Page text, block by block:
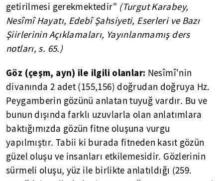
getirilmesi gerekmektedir" (Turgut Karabey,
Nesîmî Hayatı, Edebî Şahsiyeti, Eserleri ve Bazı
Şiirlerinin Açıklamaları, Yayınlanmamış ders
notları, s. 65.)
Göz (çeşm, ayn) ile ilgili olanlar: Nesîmî'nin
divanında 2 adet (155,156) doğrudan doğruya Hz.
Peygamberin gözünü anlatan tuyuğ vardır. Bu ve
bunun dışında farklı uzuvlarla olan anlatımlara
baktığımızda gözün fitne oluşuna vurgu
yapılmıştır. Tabii ki burada fitneden kasıt gözün
güzel oluşu ve insanları etkilemesidir. Gözlerinin
sürmeli oluşu, yüz ile birlikte anlatıldığı (259.